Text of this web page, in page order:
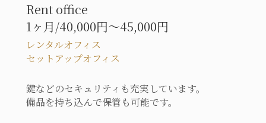
Rent office
1ヶ月/40,000円～45,000円
レンタルオフィス
セットアップオフィス
鍵などのセキュリティも充実しています。
備品を持ち込んで保管も可能です。